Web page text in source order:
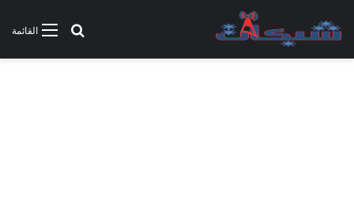
القائمةبحث عن